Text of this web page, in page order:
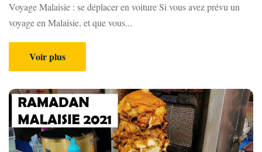
Voyage Malaisie : se déplacer en voiture Si vous avez prévu un
voyage en Malaisie, et que vous...
Voir plus